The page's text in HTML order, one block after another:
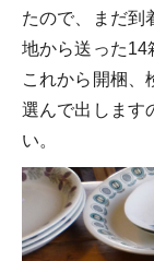
たので、まだ到
地から送った14
これから開梱、
選んで出します
い。